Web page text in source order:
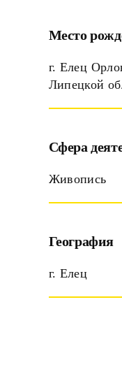
Место
г. Елец
Липецкой
Сфера
Живопись
География
г. Елец